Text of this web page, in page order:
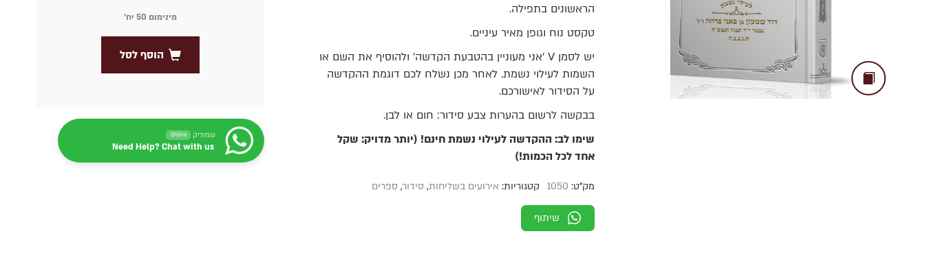
הראשונים בתפילה.
טקסט נוח וגופן מאיר עיניים.
יש לסמן V 'אני מעוניין בהטבעת הקדשה' ולהוסיף את השם או
השמות לעילוי נשמת. לאחר מכן נשלח לכם דוגמת ההקדשה
על הסידור לאישורכם.
בבקשה לרשום בהערות צבע סידור: חום או לבן.
שימו לב: ההקדשה לעילוי נשמת חינם! (יותר מדויק: שקל
אחד לכל הכמות!)
מק"ט: 1050 קטגוריות: אירועים בשליחות, סידור, ספרים
שיתוף
מינימום 50 יח׳
הוסף לסל
שמוליק Online
Need Help? Chat with us